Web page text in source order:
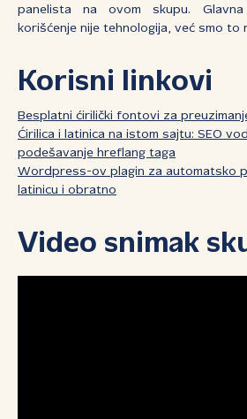
panelista na ovom skupu.
korišćenje nije tehnologija, već smo to
Korisni linkovi
Besplatni ćirilički fontovi za
Ćirilica i latinica na istom sajtu: SEO
podešavanje hreflang taga
Wordpress-ov plagin za automatsko
latinicu i obratno
Video snimak